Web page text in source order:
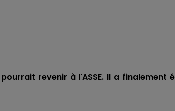
revenir à l'ASSE. Il a finalement